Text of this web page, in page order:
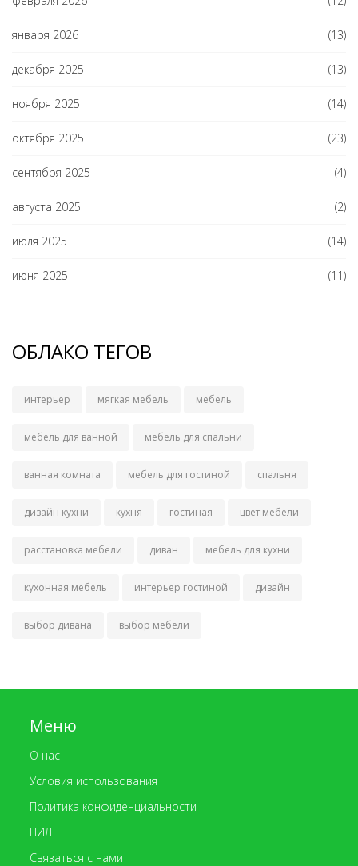
января 2026 (13)
декабря 2025 (13)
ноября 2025 (14)
октября 2025 (23)
сентября 2025 (4)
августа 2025 (2)
июля 2025 (14)
июня 2025 (11)
ОБЛАКО ТЕГОВ
интерьер мягкая мебель мебель
мебель для ванной мебель для спальни
ванная комната мебель для гостиной спальня
дизайн кухни кухня гостиная цвет мебели
расстановка мебели диван мебель для кухни
кухонная мебель интерьер гостиной дизайн
выбор дивана выбор мебели
Меню
О нас
Условия использования
Политика конфиденциальности
ПИЛ
Связаться с нами